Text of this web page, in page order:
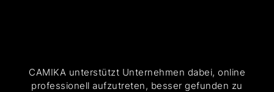
CAMIKA unterstützt Unternehmen dabei, online
professionell aufzutreten, besser gefunden zu